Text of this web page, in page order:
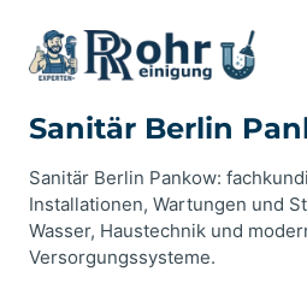
Inhalt
springen
Sanitär Berlin
Sanitär Berlin Pankow:
Installationen, Wartungen und
Wasser, Haustechnik und
Versorgungssysteme.